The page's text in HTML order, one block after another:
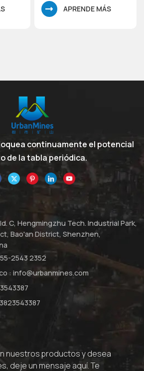
papel como catalizador de
APRENDE MÁS
continuamente el potencial
de la tabla periódica.
C, Hengmingzhu Tech. Industrial Park,
Bao'an District, Shenzhen,
2543 2352
: info@urbanmines.com
nuestros productos y desea
deje un mensaje aquí. Te